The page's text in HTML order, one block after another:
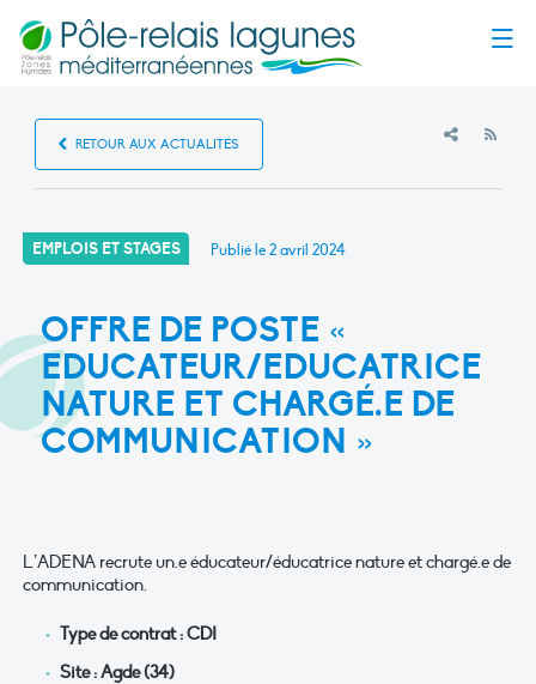
RETOUR AUX ACTUALITÉS
EMPLOIS ET STAGES Publié le2 avril 2024
OFFRE DE POSTE «
EDUCATEUR/EDUCATRICE
NATURE ET CHARGÉ.E DE
COMMUNICATION »
L’ADENA recrute un.e éducateur/éducatrice nature et chargé.e de
communication.
Type de contrat : CDI
Site : Agde (34)